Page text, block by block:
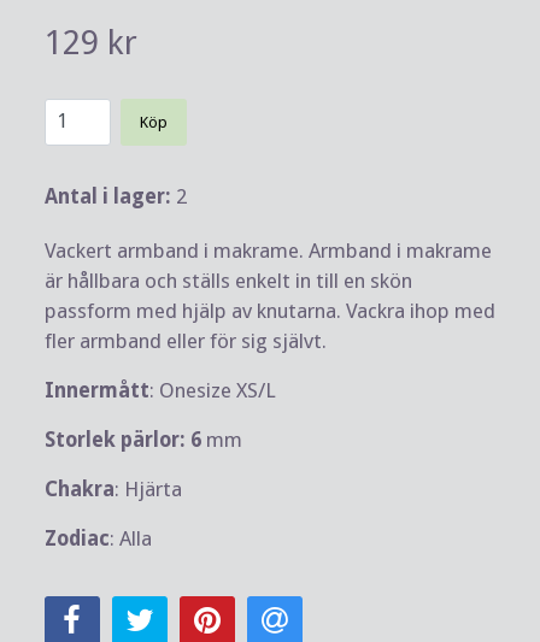
129 kr
Köp
Antal i lager: 2
Vackert armband i makrame. Armband i makrame
är hållbara och ställs enkelt in till en skön
passform med hjälp av knutarna. Vackra ihop med
fler armband eller för sig självt.
Innermått: Onesize XS/L
Storlek pärlor: 6 mm
Chakra: Hjärta
Zodiac: Alla